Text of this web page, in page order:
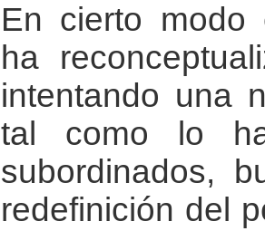
En cierto modo
ha
intentando una
tal como lo
subordinados,
redefinición del